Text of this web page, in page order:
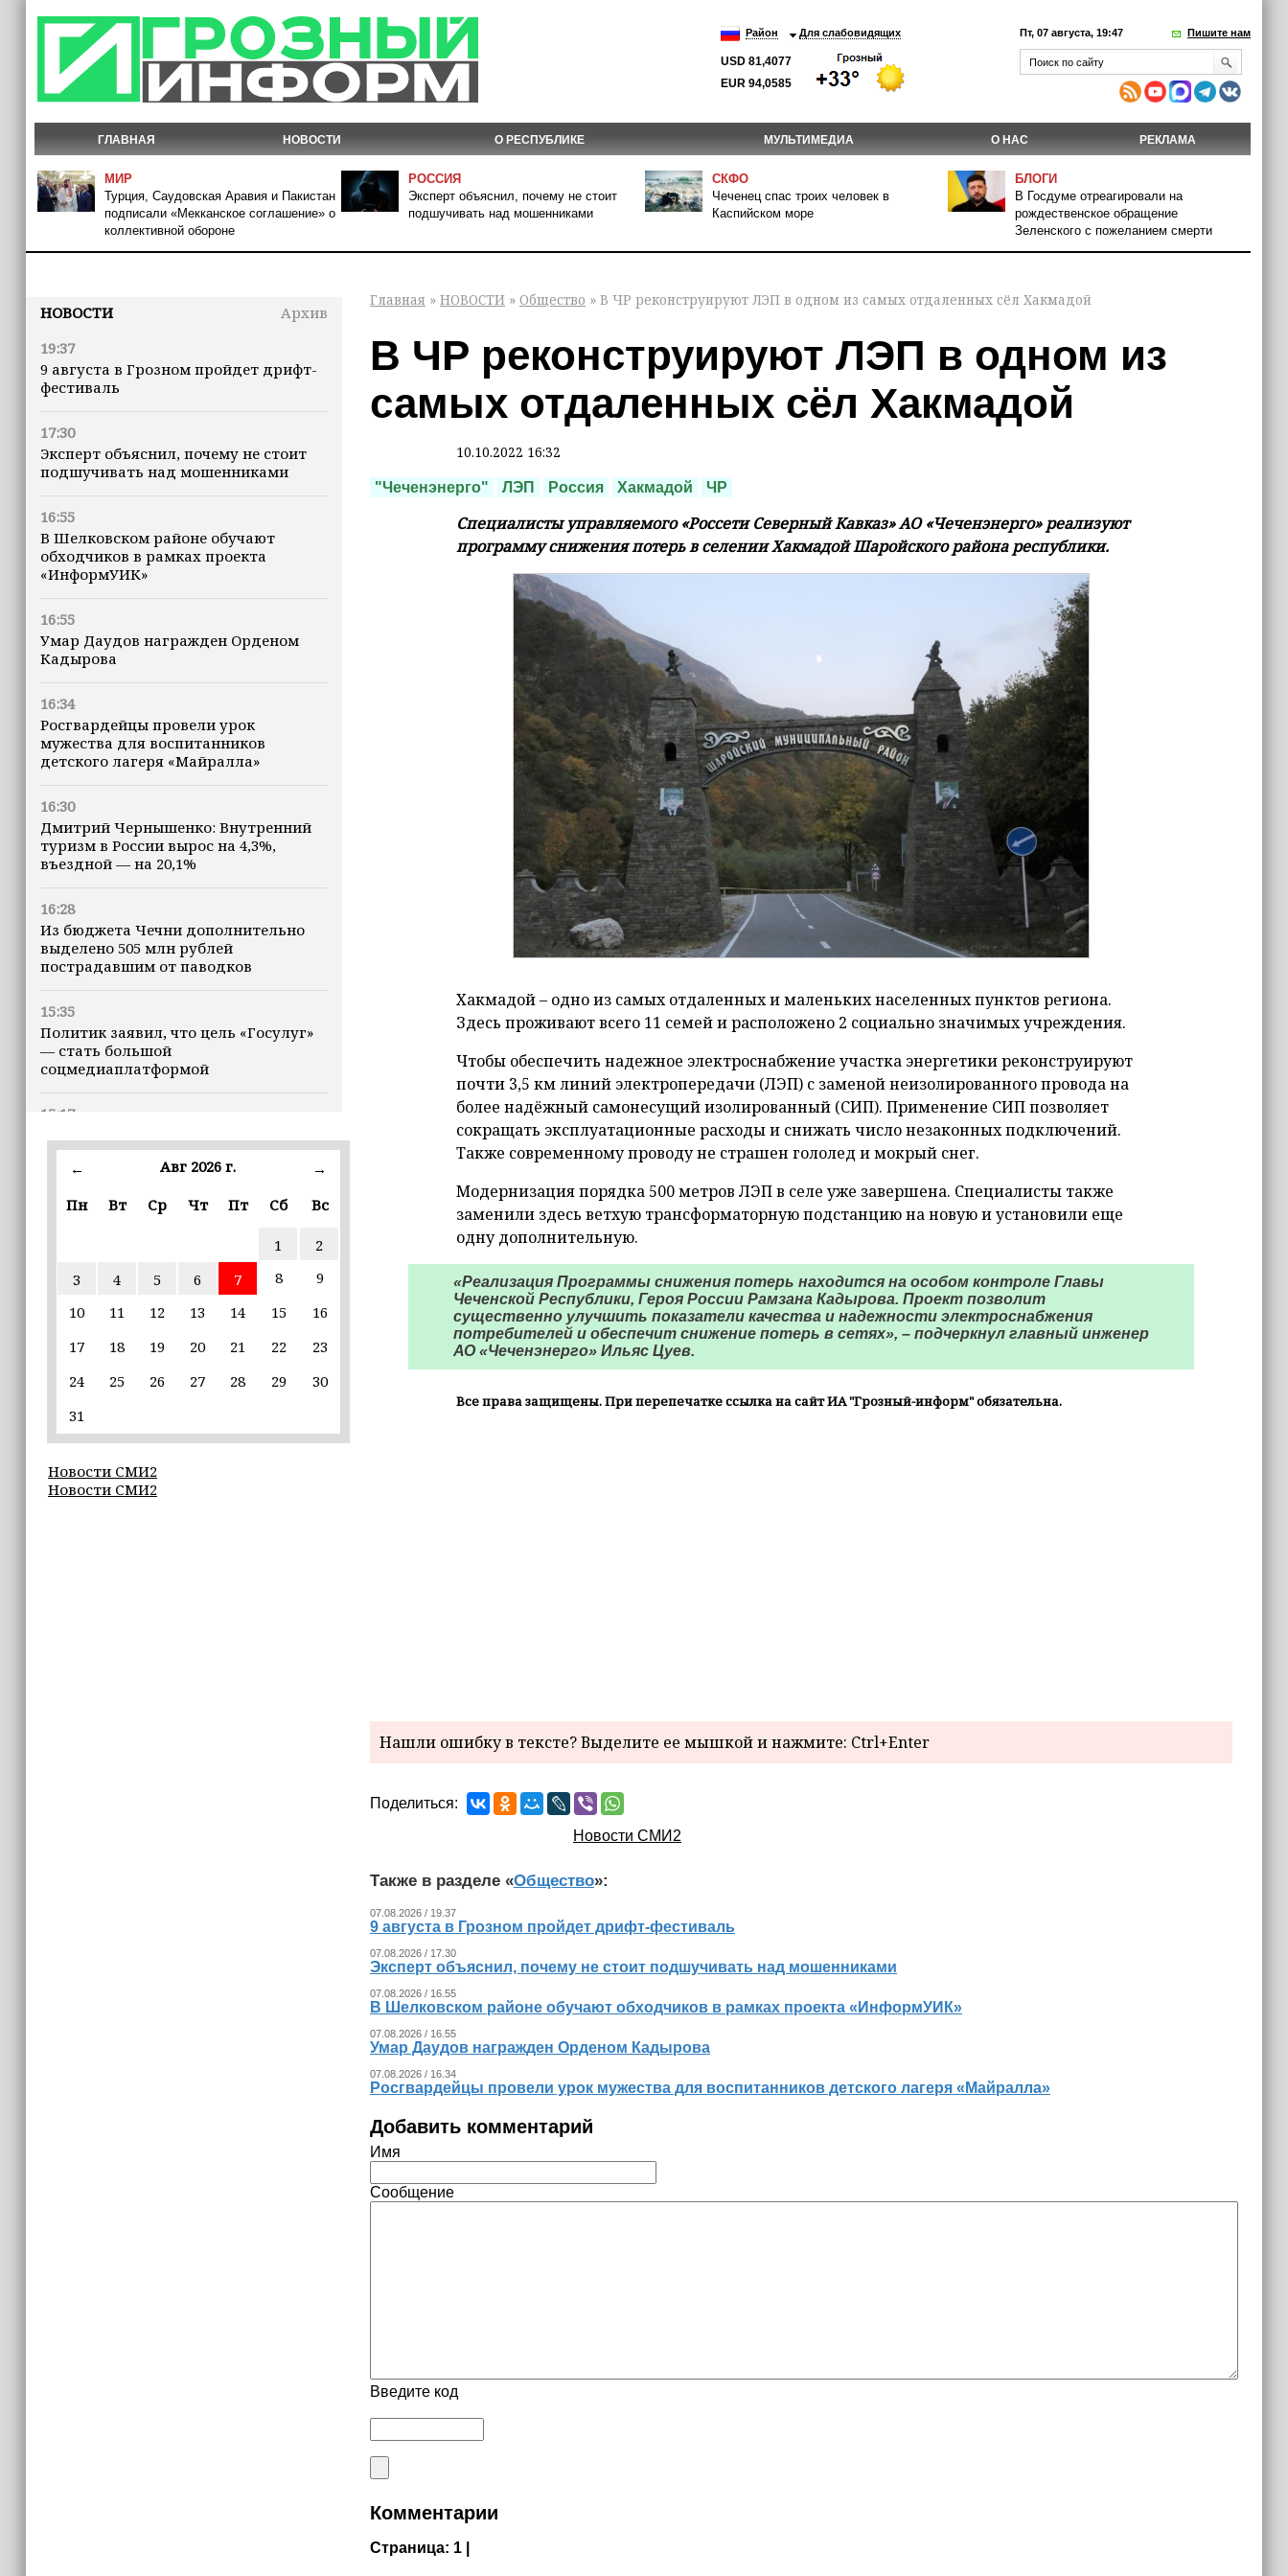
Район Для слабовидящих
USD 81,4077
EUR 94,0585
Пт, 07 августа, 19:47 Пишите нам
ГЛАВНАЯ НОВОСТИ О РЕСПУБЛИКЕ МУЛЬТИМЕДИА О НАС РЕКЛАМА
МИР
Турция, Саудовская Аравия и Пакистан
подписали «Мекканское соглашение» о
коллективной обороне
РОССИЯ
Эксперт объяснил, почему не стоит
подшучивать над мошенниками
СКФО
Чеченец спас троих человек в
Каспийском море
БЛОГИ
В Госдуме отреагировали на
рождественское обращение
Зеленского с пожеланием смерти
НОВОСТИ
Архив
19:37
9 августа в Грозном пройдет дрифт-
фестиваль
17:30
Эксперт объяснил, почему не стоит
подшучивать над мошенниками
16:55
В Шелковском районе обучают
обходчиков в рамках проекта
«ИнформУИК»
16:55
Умар Даудов награжден Орденом
Кадырова
16:34
Росгвардейцы провели урок
мужества для воспитанников
детского лагеря «Майралла»
16:30
Дмитрий Чернышенко: Внутренний
туризм в России вырос на 4,3%,
въездной — на 20,1%
16:28
Из бюджета Чечни дополнительно
выделено 505 млн рублей
пострадавшим от паводков
15:35
Политик заявил, что цель «Госулуг»
— стать большой
соцмедиаплатформой
15:17
готовы к приёму голосов
избирателей
15:02
Пакистан подписали «Мекканское
соглашение» о коллективной обороне
14:58
Кадыров: сдача в плен становится
для многих военнослужащих ВСУ
единственной альтернативой гибели
14:44
«Нохчийн Пачхьалкхан Къонах»
← Авг 2026 г.
→
Пн
Вт Ср Чт Пт Сб Вс
1
2
3
4 5 6 7 8
9
10
11 12 13 14 15
16
17
18 19 20 21 22
23
24
25 26 27 28 29
30
31
Новости СМИ2
Новости СМИ2
Главная » НОВОСТИ » Общество » В ЧР реконструируют ЛЭП в одном из самых отдаленных сёл Хакмадой
В ЧР реконструируют ЛЭП в одном из
самых отдаленных сёл Хакмадой
10.10.2022 16:32
"Чеченэнерго" ЛЭП Россия Хакмадой ЧР
Специалисты управляемого «Россети Северный Кавказ» АО «Чеченэнерго» реализуют
программу снижения потерь в селении Хакмадой Шаройского района республики.
Хакмадой – одно из самых отдаленных и маленьких населенных пунктов региона.
Здесь проживают всего 11 семей и расположено 2 социально значимых учреждения.
Чтобы обеспечить надежное электроснабжение участка энергетики реконструируют
почти 3,5 км линий электропередачи (ЛЭП) с заменой неизолированного провода на
более надёжный самонесущий изолированный (СИП). Применение СИП позволяет
сокращать эксплуатационные расходы и снижать число незаконных подключений.
Также современному проводу не страшен гололед и мокрый снег.
Модернизация порядка 500 метров ЛЭП в селе уже завершена. Специалисты также
заменили здесь ветхую трансформаторную подстанцию на новую и установили еще
одну дополнительную.
«Реализация Программы снижения потерь находится на особом контроле Главы
Чеченской Республики, Героя России Рамзана Кадырова. Проект позволит
существенно улучшить показатели качества и надежности электроснабжения
потребителей и обеспечит снижение потерь в сетях», – подчеркнул главный инженер
АО «Чеченэнерго» Ильяс Цуев.
Все права защищены. При перепечатке ссылка на сайт ИА "Грозный-информ" обязательна.
Нашли ошибку в тексте? Выделите ее мышкой и нажмите: Ctrl+Enter
Поделиться:
Новости СМИ2
Также в разделе «Общество»:
07.08.2026 / 19.37
9 августа в Грозном пройдет дрифт-фестиваль
07.08.2026 / 17.30
Эксперт объяснил, почему не стоит подшучивать над мошенниками
07.08.2026 / 16.55
В Шелковском районе обучают обходчиков в рамках проекта «ИнформУИК»
07.08.2026 / 16.55
Умар Даудов награжден Орденом Кадырова
07.08.2026 / 16.34
Росгвардейцы провели урок мужества для воспитанников детского лагеря «Майралла»
Добавить комментарий
Имя
Сообщение
Введите код
Комментарии
Страница: 1 |